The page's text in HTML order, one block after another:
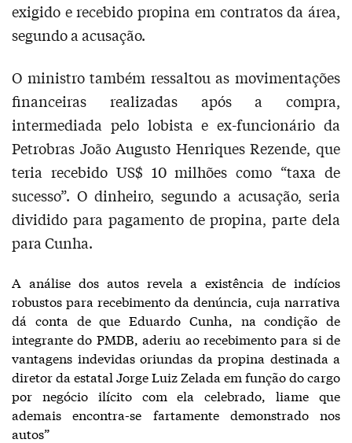
exigido e recebido propina em contratos da área,
segundo a acusação.
O ministro também ressaltou as movimentações
financeiras realizadas após a compra,
intermediada pelo lobista e ex-funcionário da
Petrobras João Augusto Henriques Rezende, que
teria recebido US$ 10 milhões como “taxa de
sucesso”. O dinheiro, segundo a acusação, seria
dividido para pagamento de propina, parte dela
para Cunha.
A análise dos autos revela a existência de indícios
robustos para recebimento da denúncia, cuja narrativa
dá conta de que Eduardo Cunha, na condição de
integrante do PMDB, aderiu ao recebimento para si de
vantagens indevidas oriundas da propina destinada a
diretor da estatal Jorge Luiz Zelada em função do cargo
por negócio ilícito com ela celebrado, liame que
ademais encontra-se fartamente demonstrado nos
autos”